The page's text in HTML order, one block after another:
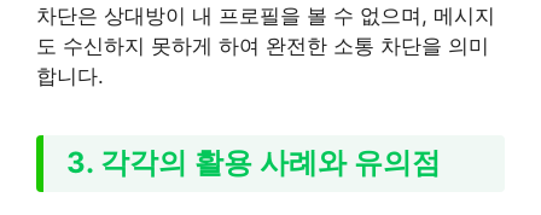
차단은 상대방이 내 프로필을 볼 수 없으며, 메시지
도 수신하지 못하게 하여 완전한 소통 차단을 의미
합니다.
3. 각각의 활용 사례와 유의점